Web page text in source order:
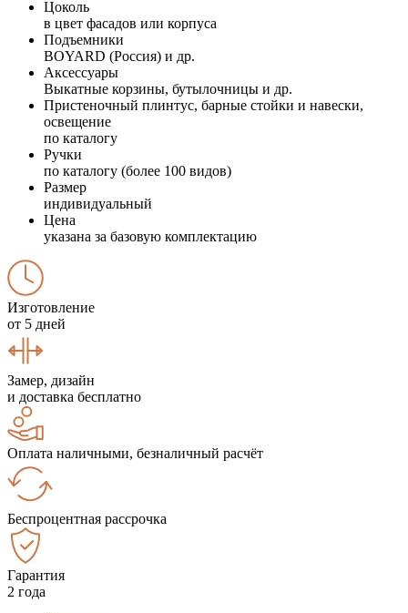
Цоколь
в цвет фасадов или корпуса
Подъемники
BOYARD (Россия) и др.
Аксессуары
Выкатные корзины, бутылочницы и др.
Пристеночный плинтус, барные стойки и навески,
освещение
по каталогу
Ручки
по каталогу (более 100 видов)
Размер
индивидуальный
Цена
указана за базовую комплектацию
Изготовление
от 5 дней
Замер, дизайн
и доставка бесплатно
Оплата наличными, безналичный расчёт
Беспроцентная рассрочка
Гарантия
2 года